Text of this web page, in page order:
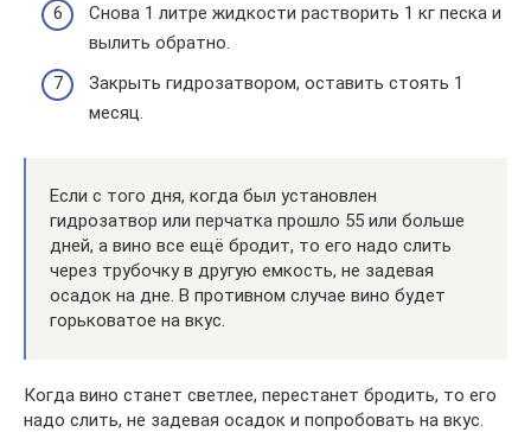
Снова 1 литре жидкости растворить 1 кг песка и
вылить обратно.
Закрыть гидрозатвором, оставить стоять 1
месяц.
Если с того дня, когда был установлен
гидрозатвор или перчатка прошло 55 или больше
дней, а вино все ещё бродит, то его надо слить
через трубочку в другую емкость, не задевая
осадок на дне. В противном случае вино будет
горьковатое на вкус.
Когда вино станет светлее, перестанет бродить, то его
надо слить, не задевая осадок и попробовать на вкус.